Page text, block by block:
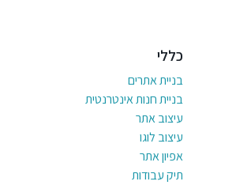
כללי
בניית אתרים
בניית חנות אינטרנטית
עיצוב אתר
עיצוב לוגו
אפיון אתר
תיק עבודות